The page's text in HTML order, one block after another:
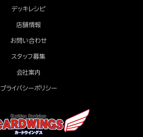
デッキレシピ
店舗情報
お問い合わせ
スタッフ募集
会社案内
プライバシーポリシー